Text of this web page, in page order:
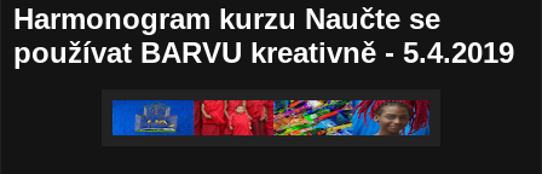
Harmonogram kurzu Naučte se
používat BARVU kreativně - 5.4.2019